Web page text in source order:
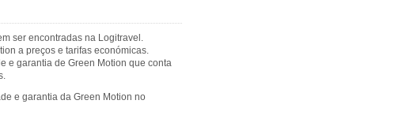
ser encontradas na Logitravel.
a preços e tarifas económicas.
e garantia de Green Motion que conta
e garantia da Green Motion no